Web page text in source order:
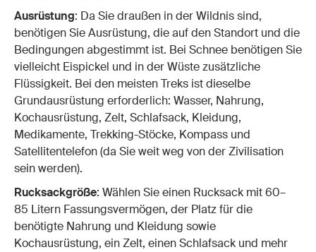
Ausrüstung: Da Sie draußen in der Wildnis sind,
benötigen Sie Ausrüstung, die auf den Standort und die
Bedingungen abgestimmt ist. Bei Schnee benötigen Sie
vielleicht Eispickel und in der Wüste zusätzliche
Flüssigkeit. Bei den meisten Treks ist dieselbe
Grundausrüstung erforderlich: Wasser, Nahrung,
Kochausrüstung, Zelt, Schlafsack, Kleidung,
Medikamente, Trekking-Stöcke, Kompass und
Satellitentelefon (da Sie weit weg von der Zivilisation
sein werden).
Rucksackgröße: Wählen Sie einen Rucksack mit 60–
85 Litern Fassungsvermögen, der Platz für die
benötigte Nahrung und Kleidung sowie
Kochausrüstung, ein Zelt, einen Schlafsack und mehr